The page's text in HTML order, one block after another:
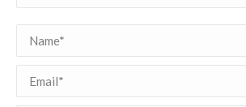
Name *
Email *